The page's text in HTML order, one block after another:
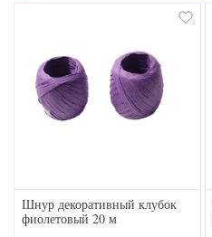
Шнур декоративный клубок
фиолетовый 20 м